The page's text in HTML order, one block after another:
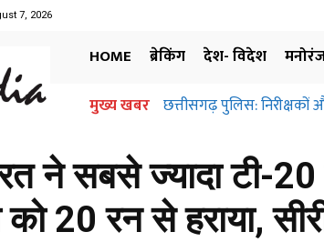
7, 2026
HOME ब्रेकिंग देश- विदेश
मुख्य खबर छत्तीसगढ़ पुलिस: निरीक्षकों
ने सबसे ज्यादा टी-20
20 रन से हराया,